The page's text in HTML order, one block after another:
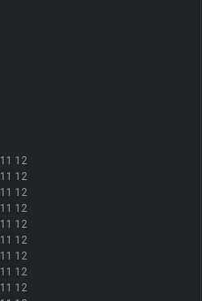
11 12
11 12
11 12
11 12
11 12
11 12
11 12
11 12
11 12